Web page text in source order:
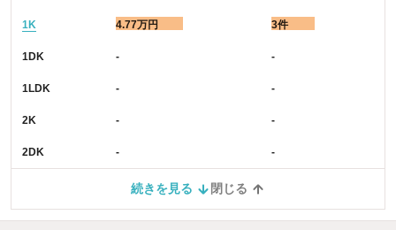
1K 4.77万円 3件
1DK - -
1LDK - -
2K - -
2DK - -
続きを見る 閉じる